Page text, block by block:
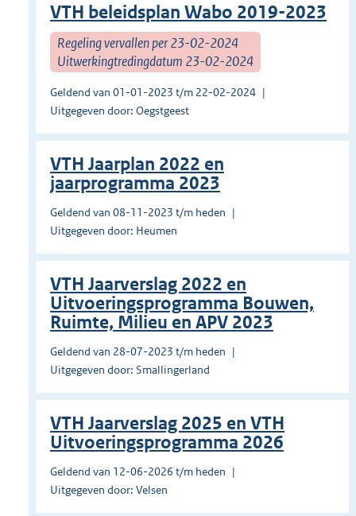
VTH beleidsplan Wabo 2019-2023
Regeling vervallen per 23-02-2024
Uitwerkingtredingdatum 23-02-2024
Geldend van 01-01-2023 t/m 22-02-2024
Uitgegeven door: Oegstgeest
VTH Jaarplan 2022 en
jaarprogramma 2023
Geldend van 08-11-2023 t/m heden
Uitgegeven door: Heumen
VTH Jaarverslag 2022 en
Uitvoeringsprogramma Bouwen,
Ruimte, Milieu en APV 2023
Geldend van 28-07-2023 t/m heden
Uitgegeven door: Smallingerland
VTH Jaarverslag 2025 en VTH
Uitvoeringsprogramma 2026
Geldend van 12-06-2026 t/m heden
Uitgegeven door: Velsen